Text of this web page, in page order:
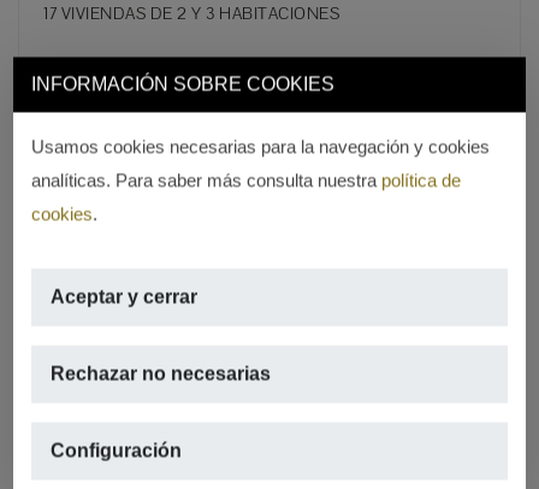
INFORMACIÓN SOBRE COOKIES
Usamos cookies necesarias para la navegación y cookies
analíticas. Para saber más consulta nuestra política de
cookies.
Aceptar y cerrar
Rechazar no necesarias
Configuración
17 VIVIENDAS DE 2 Y 3 HABITACIONES